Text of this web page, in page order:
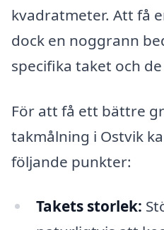
kvadratmeter. Att få
dock en noggrann
specifika taket och
För att få ett bättre
takmålning i Ostvik
följande punkter:
Takets storlek: